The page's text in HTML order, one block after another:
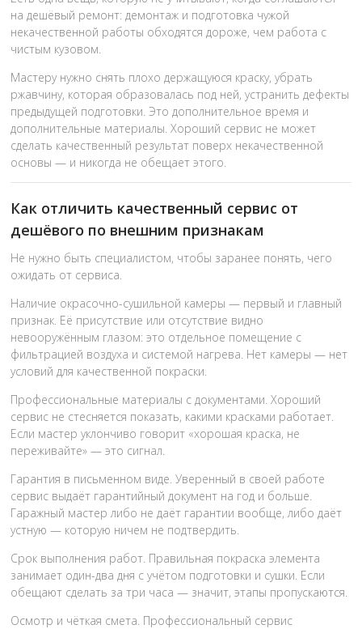
на дешёвый ремонт: демонтаж и подготовка чужой
некачественной работы обходятся дороже, чем работа с
чистым кузовом.
Мастеру нужно снять плохо держащуюся краску, убрать
ржавчину, которая образовалась под ней, устранить дефекты
предыдущей подготовки. Это дополнительное время и
дополнительные материалы. Хороший сервис не может
сделать качественный результат поверх некачественной
основы — и никогда не обещает этого.
Как отличить качественный сервис от
дешёвого по внешним признакам
Не нужно быть специалистом, чтобы заранее понять, чего
ожидать от сервиса.
Наличие окрасочно-сушильной камеры — первый и главный
признак. Её присутствие или отсутствие видно
невооружённым глазом: это отдельное помещение с
фильтрацией воздуха и системой нагрева. Нет камеры — нет
условий для качественной покраски.
Профессиональные материалы с документами. Хороший
сервис не стесняется показать, какими красками работает.
Если мастер уклончиво говорит «хорошая краска, не
переживайте» — это сигнал.
Гарантия в письменном виде. Уверенный в своей работе
сервис выдаёт гарантийный документ на год и больше.
Гаражный мастер либо не даёт гарантии вообще, либо даёт
устную — которую ничем не подтвердить.
Срок выполнения работ. Правильная покраска элемента
занимает один-два дня с учётом подготовки и сушки. Если
обещают сделать за три часа — значит, этапы пропускаются.
Осмотр и чёткая смета. Профессиональный сервис